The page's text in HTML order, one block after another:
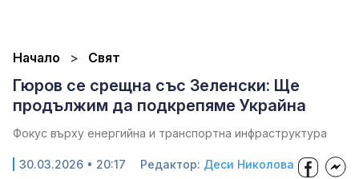
Начало Свят
Гюров се срещна със Зеленски: Ще
продължим да подкрепяме Украйна
Фокус върху енергийна и транспортна инфраструктура
30.03.2026 • 20:17 Редактор: Деси Николова